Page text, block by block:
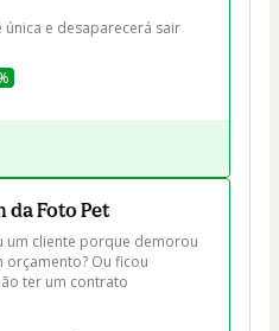
e desaparecerá sair
da Foto Pet
um cliente porque demorou
orçamento? Ou ficou
ter um contrato